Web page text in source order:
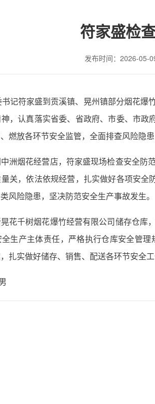
符家盛检
发布时间：2026-05-
记符家盛到贡溪镇、晃州镇部分烟花
，认真落实省委、省政府、市委、市政
燃放各环节安全监管，全面排查风险隐
洲烟花经营店，符家盛现场检查安全防
关，依法依规经营，扎实做好各项安全
风险隐患，坚决防范安全生产事故发生。
花千树烟花爆竹经营有限公司储存仓库
生产主体责任，严格执行仓库安全管
扎实做好储存、销售、配送各环节安全工